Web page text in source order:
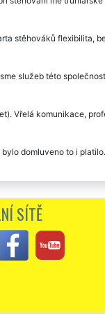
stěhováků flexibilita,
služeb této
Vřelá komunikace,
domluveno to i
V nových
služby této
SÍTĚ